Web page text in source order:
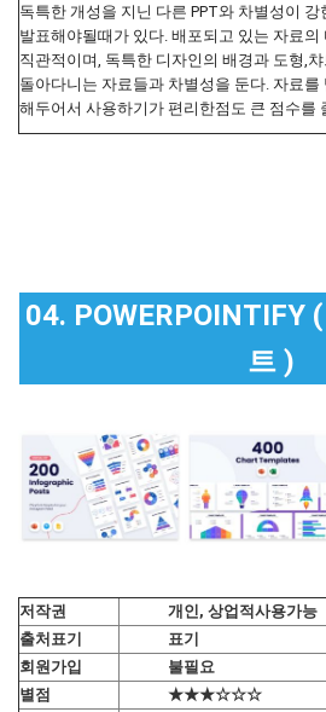
독특한 개성을 지닌 다른 PPT와 차별성이 강
발표해야될때가 있다. 배포되고 있는 자료의
직관적이며, 독특한 디자인의 배경과 도형,
돌아다니는 자료들과 차별성을 둔다. 자료
해두어서 사용하기가 편리한점도 큰 점수를
04. POWERPOINTIFY
트 )
저작권
개인, 상업적사용가능
출처표기
표기
회원가입
불필요
별점
★★★☆☆☆